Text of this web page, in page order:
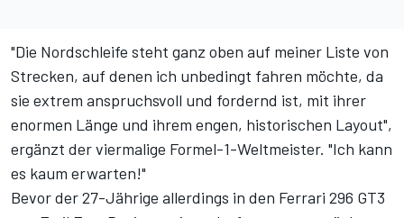
"Die Nordschleife steht ganz oben auf meiner Liste von
Strecken, auf denen ich unbedingt fahren möchte, da
sie extrem anspruchsvoll und fordernd ist, mit ihrer
enormen Länge und ihrem engen, historischen Layout",
ergänzt der viermalige Formel-1-Weltmeister. "Ich kann
es kaum erwarten!"
Bevor der 27-Jährige allerdings in den Ferrari 296 GT3